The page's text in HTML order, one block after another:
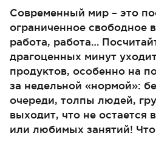
Современный мир – это
ограниченное свободное
работа, работа…
драгоценных минут
продуктов, особенно на
за недельной «нормой»:
очереди, толпы людей,
выходит, что не остается
или любимых занятий!